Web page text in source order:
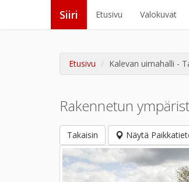
Siiri Etusivu Valokuvat
Etusivu Kalevan uimahalli -
Rakennetun
Takaisin Näytä